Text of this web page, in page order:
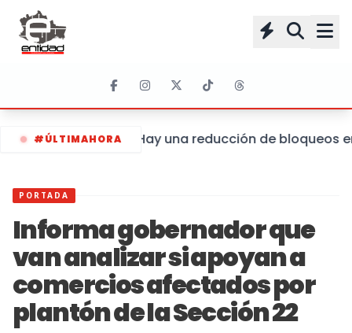
#ÚLTIMAHORA Hay una reducción de bloqueos
PORTADA
Informa gobernador que
van analizar si apoyan a
comercios afectados por
plantón de la Sección 22